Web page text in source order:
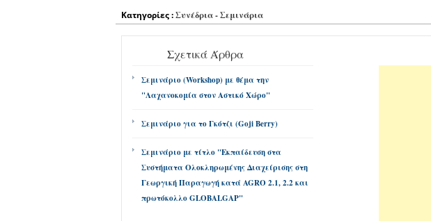
Κατηγορίες :Συνέδρια - Σεμινάρια
Σχετικά Άρθρα
Σεμινάριο (Workshop) με θέμα την
"Λαχανοκομία στον Αστικό Χώρο"
Σεμινάριο για το Γκότζι (Goji Berry)
Σεμινάριο με τίτλο "Εκπαίδευση στα
Συστήματα Ολοκληρωμένης Διαχείρισης στη
Γεωργική Παραγωγή κατά AGRO 2.1, 2.2 και
πρωτόκολλο GLOBALGAP"